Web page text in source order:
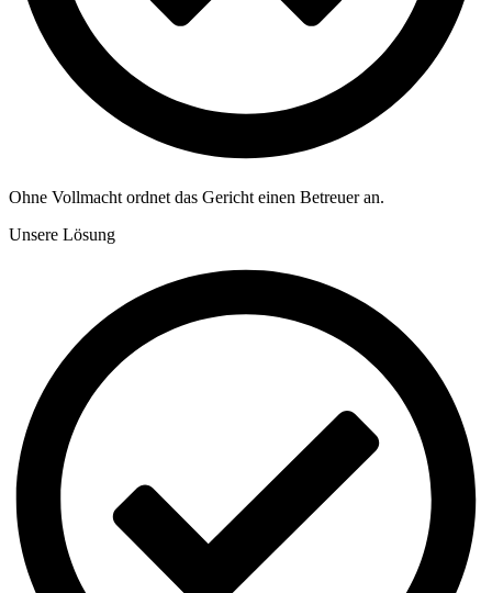
Ohne Vollmacht ordnet das Gericht einen Betreuer an.
Unsere Lösung